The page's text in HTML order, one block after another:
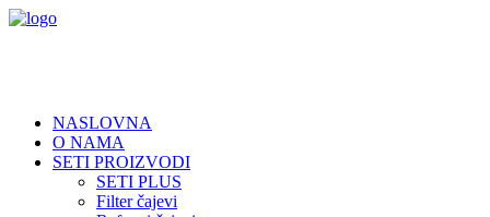
NASLOVNA
O NAMA
SETI PROIZVODI
SETI PLUS
Filter čajevi